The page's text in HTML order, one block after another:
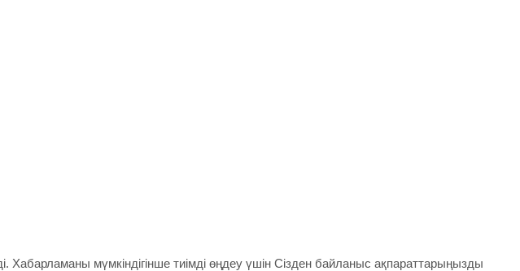
мүмкіндігінше тиімді өңдеу үшін Сізден байланыс ақпараттарыңызды